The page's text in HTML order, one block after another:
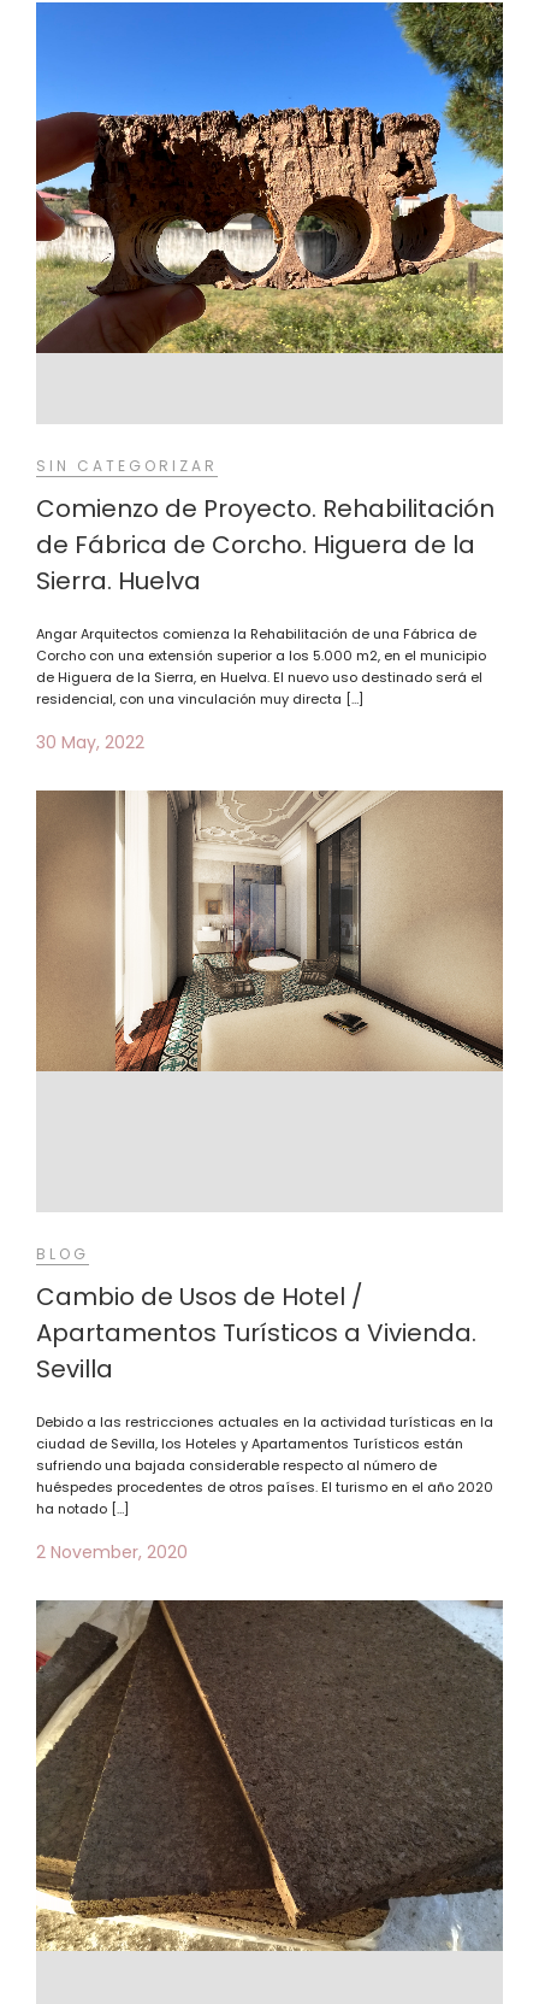
SIN CATEGORIZAR
Comienzo de Proyecto. Rehabilitación
de Fábrica de Corcho. Higuera de la
Sierra. Huelva
Angar Arquitectos comienza la Rehabilitación de una Fábrica de
Corcho con una extensión superior a los 5.000 m2, en el municipio
de Higuera de la Sierra, en Huelva. El nuevo uso destinado será el
residencial, con una vinculación muy directa […]
30 May, 2022
BLOG
Cambio de Usos de Hotel /
Apartamentos Turísticos a Vivienda.
Sevilla
Debido a las restricciones actuales en la actividad turísticas en la
ciudad de Sevilla, los Hoteles y Apartamentos Turísticos están
sufriendo una bajada considerable respecto al número de
huéspedes procedentes de otros países. El turismo en el año 2020
ha notado […]
2 November, 2020